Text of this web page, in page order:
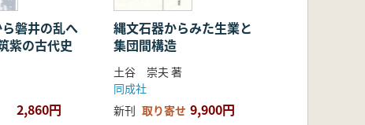
磐井の乱へ
紫の古代史
2,860円
縄文石器からみた生業と
集団間構造
土谷 崇夫 著
同成社
新刊 取り寄せ 9,900円